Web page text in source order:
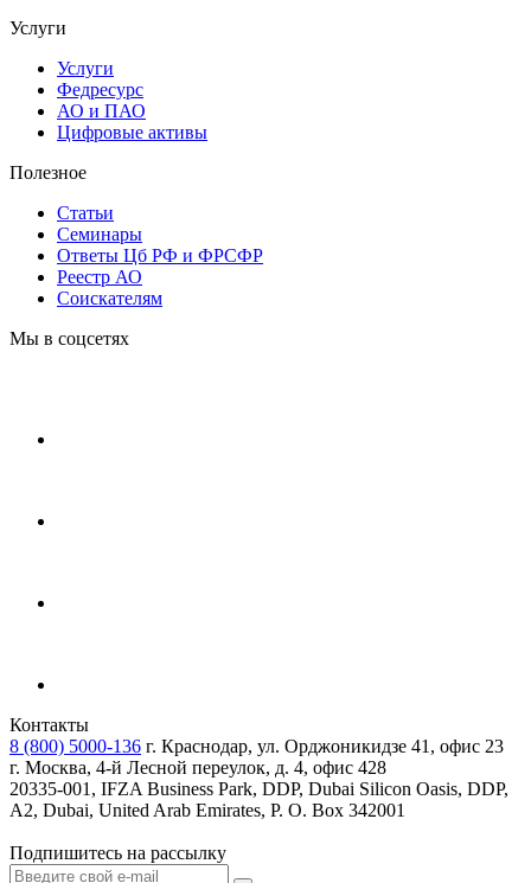
Услуги
Услуги
Федресурс
АО и ПАО
Цифровые активы
Полезное
Статьи
Cеминары
Ответы Цб РФ и ФРСФР
Реестр АО
Соискателям
Мы в соцсетях
Контакты
8 (800) 5000-136 г. Краснодар, ул. Орджоникидзе 41, офис 23
г. Москва, 4-й Лесной переулок, д. 4, офис 428
20335-001, IFZA Business Park, DDP, Dubai Silicon Oasis, DDP,
A2, Dubai, United Arab Emirates, P. O. Box 342001
Подпишитесь на рассылку